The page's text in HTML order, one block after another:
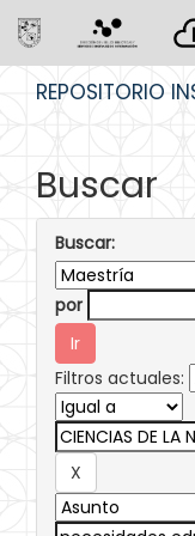
REPOSITORIO
Buscar
Buscar:
por
Filtros actuales: